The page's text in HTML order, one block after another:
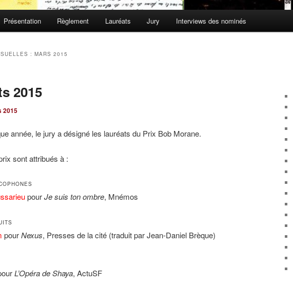
Présentation Règlement Lauréats Jury Interviews des nominés
: MARS 2015
2015
2015
année, le jury a désigné les lauréats du Prix Bob Morane.
sont attribués à :
pourJe suis ton ombre, Mnémos
pourNexus, Presses de la cité (traduit par Jean-Daniel Brèque)
L’Opéra de Shaya, ActuSF